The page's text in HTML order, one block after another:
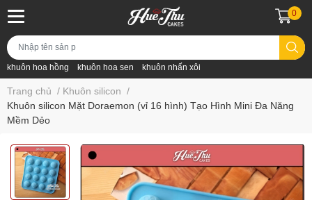
khuôn hoa hồng khuôn hoa sen khuôn nhấn xôi
0
Trang chủ / Khuôn silicon /
Khuôn silicon Mặt Doraemon (vỉ 16 hình) Tạo Hình Mini Đa Năng
Mềm Dẻo